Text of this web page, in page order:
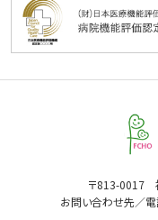
福
岡
立
病
〒813-0017
お問い合わせ先／